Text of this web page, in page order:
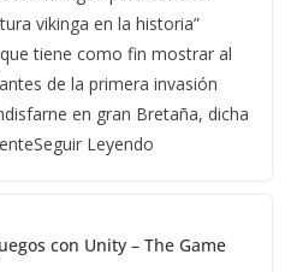
vikinga en la historia”
tiene como fin mostrar al
de la primera invasión
en gran Bretaña, dicha
Leyendo
con Unity – The Game